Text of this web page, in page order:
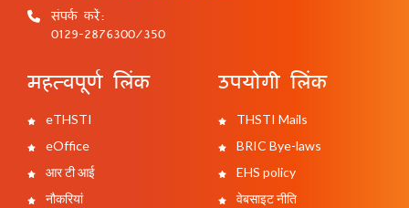
संपर्क करें:
0129-2876300/350
महत्वपूर्ण लिंक
eTHSTI
eOffice
आर टी आई
नौकरियां
उपयोगी लिंक
THSTI Mails
BRIC Bye-laws
EHS policy
वेबसाइट नीति